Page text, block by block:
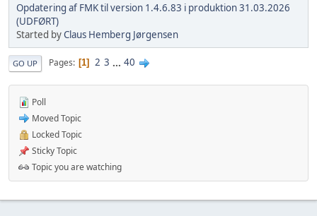
Opdatering af FMK til version 1.4.6.83 i produktion 31.03.2026
(UDFØRT)
Started byClaus Hemberg Jørgensen
GO UP Pages 1 2 3 ... 40
Poll
Moved Topic
Locked Topic
Sticky Topic
Topic you are watching